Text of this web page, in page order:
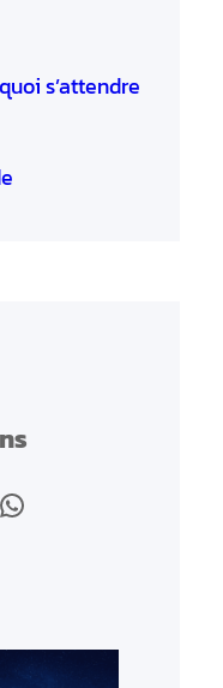
s’attendre
WhatsApp